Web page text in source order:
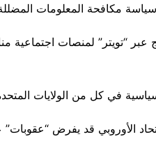
مكافحة المعلومات المضللة
“تويتر” لمنصات اجتماعية
في كل من الولايات
الأوروبي قد يفرض “عقوبات”